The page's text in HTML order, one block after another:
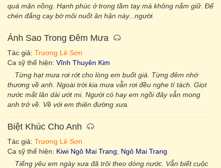
quá mặn nồng. Hạnh phúc ở trong tầm tay mà không nắm giữ. Để
chén đắng cay bờ môi nuốt ân hận này...người.
Ánh Sao Trong Đêm Mưa
Tác giả: Trương Lê Sơn
Ca sỹ thể hiện: Vĩnh Thuyên Kim
Từng hạt mưa rơi rớt cho lòng em buốt giá. Từng đêm nhớ
thương về anh. Ngoài trời kia mưa vẫn rơi đều nghe tí tách. Giọt
nước mắt lăn dài ướt mi. Người có hay em ngồi đây vẫn mong
anh trở về. Về với em thiên đường xưa.
Biệt Khúc Cho Anh
Tác giả: Trương Lê Sơn
Ca sỹ thể hiện: Kiwi Ngô Mai Trang; Ngô Mai Trang
Tiếng yêu em ngày xưa đã trôi theo dòng nước. Vẫn biết cuộc